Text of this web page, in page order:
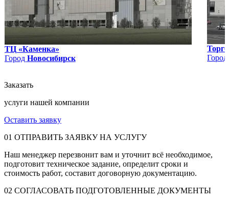
ТЦ «Каменка»
Город Новосибирск
Заказать
услуги нашей компании
Оставить заявку
01 ОТПРАВИТЬ ЗАЯВКУ НА УСЛУГУ
Наш менеджер перезвонит вам и уточнит всё необходимое,
подготовит техническое задание, определит сроки и
стоимость работ, составит договорную документацию.
02 СОГЛАСОВАТЬ ПОДГОТОВЛЕННЫЕ ДОКУМЕНТЫ